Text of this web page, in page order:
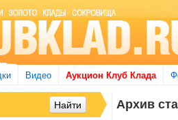
Видео Аукцион Клуб Клада
Архив